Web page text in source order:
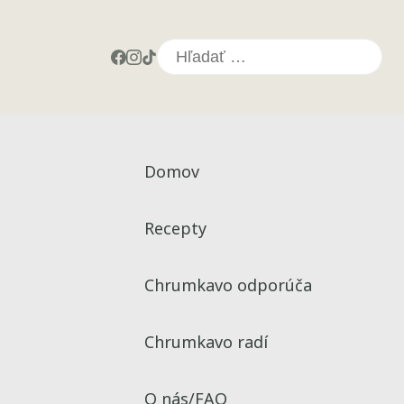
Hľadať:
Domov
Recepty
Chrumkavo odporúča
Chrumkavo radí
O nás/FAQ